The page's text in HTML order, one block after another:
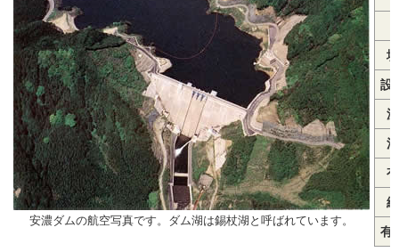
安濃ダムの航空写真です。ダム湖は錫杖湖と呼ばれています。
設
有